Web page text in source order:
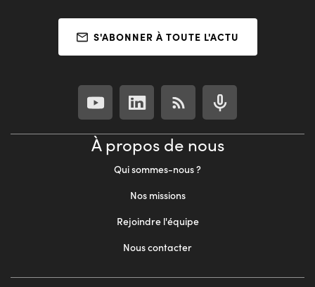
S'ABONNER À TOUTE L'ACTU
À propos de nous
Qui sommes-nous ?
Nos missions
Rejoindre l'équipe
Nous contacter